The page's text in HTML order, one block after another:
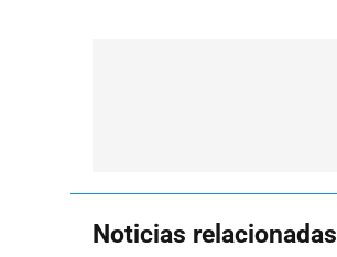
Noticias relacionadas